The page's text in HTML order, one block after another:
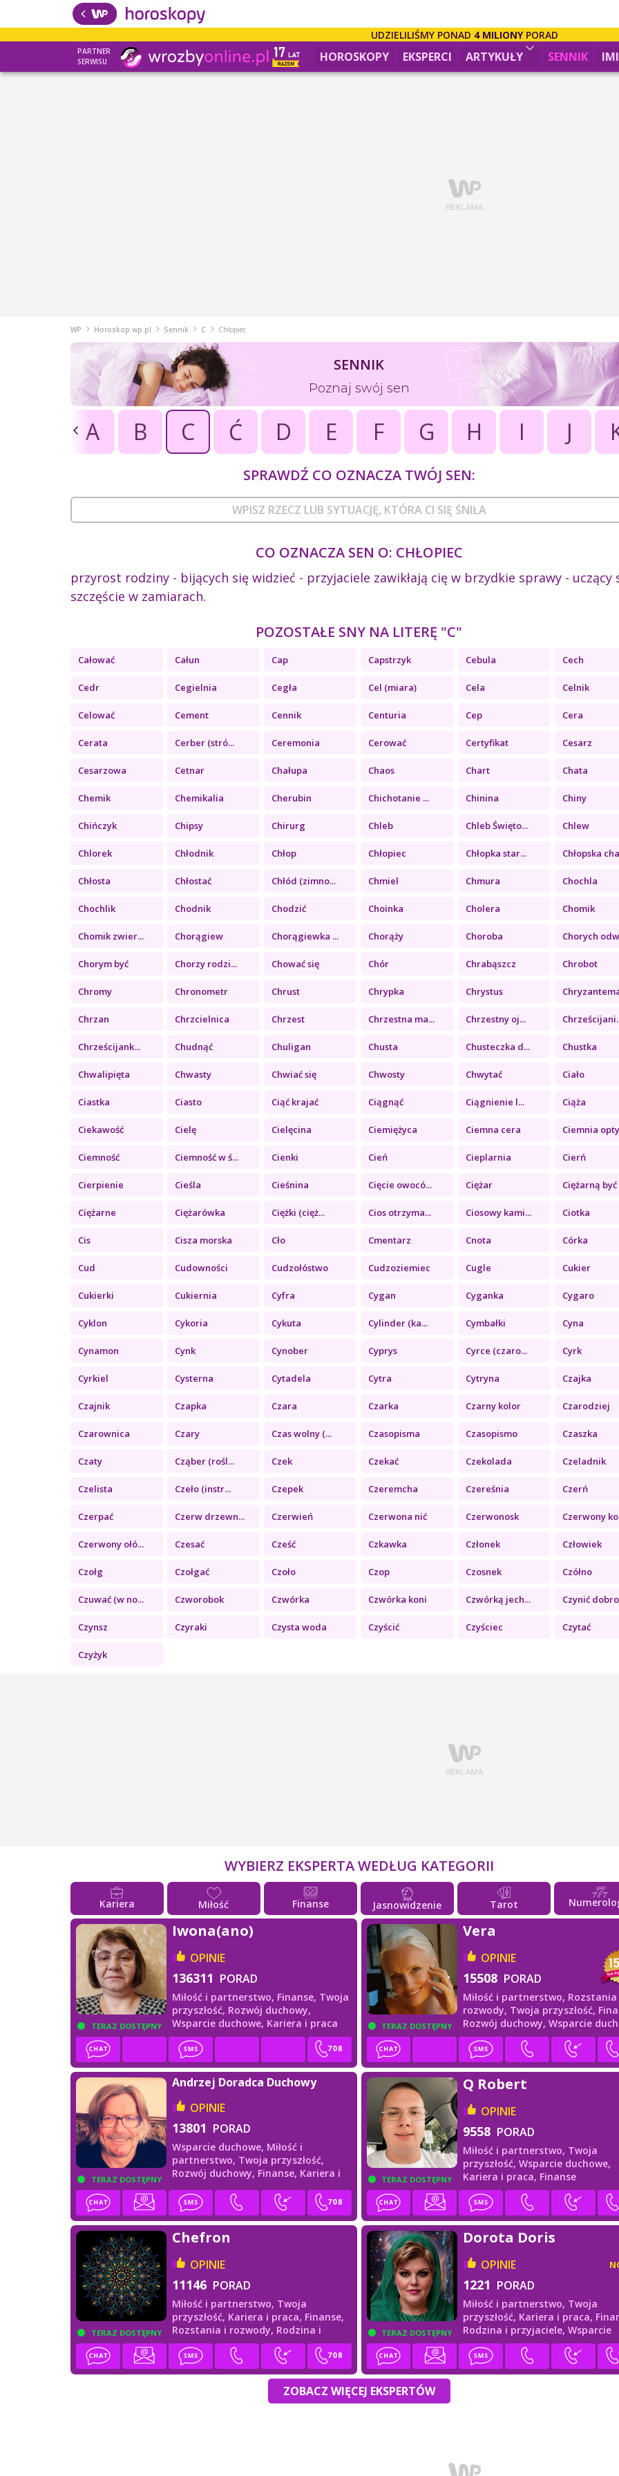
UDZIELILIŚMY PONAD 4 MILIONYPORAD
PARTNER
SERWISU
HOROSKOPY EKSPERCI ARTYKUŁY SENNIK
WP Horoskop.wp.pl Sennik C Chłopiec
SENNIK
Poznaj swój sen
A B C Ć D E F G H I J
SPRAWDŹ CO OZNACZA TWÓJ SEN:
CO OZNACZA SEN O: CHŁOPIEC
przyrost rodziny - bijących się widzieć - przyjaciele zawikłają cię w brzydkie sprawy - uczący
szczęście w zamiarach.
POZOSTAŁE SNY NA LITERĘ "C"
Całować Całun Cap Capstrzyk Cebula Cech
Cedr Cegielnia Cegła Cel (miara) Cela Celnik
Celować Cement Cennik Centuria Cep Cera
Cerata Cerber (stró... Ceremonia Cerować Certyfikat Cesarz
Cesarzowa Cetnar Chałupa Chaos Chart Chata
Chemik Chemikalia Cherubin Chichotanie ... Chinina Chiny
Chińczyk Chipsy Chirurg Chleb Chleb Święto... Chlew
Chlorek Chłodnik Chłop Chłopiec Chłopka star... Chłopska
Chłosta Chłostać Chłód (zimno... Chmiel Chmura Chochla
Chochlik Chodnik Chodzić Choinka Cholera Chomik
Chomik zwier... Chorągiew Chorągiewka ... Chorąży Choroba Chorych
Chorym być Chorzy rodzi... Chować się Chór Chrabąszcz Chrobot
Chromy Chronometr Chrust Chrypka Chrystus
Chrzan Chrzcielnica Chrzest Chrzestna ma... Chrzestny oj...
Chrześcijank... Chudnąć Chuligan Chusta Chusteczka d... Chustka
Chwalipięta Chwasty Chwiać się Chwosty Chwytać Ciało
Ciastka Ciasto Ciąć krajać Ciągnąć Ciągnienie l... Ciąża
Ciekawość Cielę Cielęcina Ciemiężyca Ciemna cera Ciemnia
Ciemność Ciemność w ś... Cienki Cień Cieplarnia Cierń
Cierpienie Cieśla Cieśnina Cięcie owocó... Ciężar Ciężarną być
Ciężarne Ciężarówka Ciężki (cięż... Cios otrzyma... Ciosowy kami... Ciotka
Cis Cisza morska Cło Cmentarz Cnota Córka
Cud Cudowności Cudzołóstwo Cudzoziemiec Cugle Cukier
Cukierki Cukiernia Cyfra Cygan Cyganka Cygaro
Cyklon Cykoria Cykuta Cylinder (ka... Cymbałki Cyna
Cynamon Cynk Cynober Cyprys Cyrce (czaro... Cyrk
Cyrkiel Cysterna Cytadela Cytra Cytryna Czajka
Czajnik Czapka Czara Czarka Czarny kolor Czarodziej
Czarownica Czary Czas wolny (... Czasopisma Czasopismo Czaszka
Czaty Cząber (rośl... Czek Czekać Czekolada Czeladnik
Czelista Czeło (instr... Czepek Czeremcha Czereśnia Czerń
Czerpać Czerw drzewn... Czerwień Czerwona nić Czerwonosk Czerwony
Czerwony ołó... Czesać Cześć Czkawka Członek Człowiek
Czołg Czołgać Czoło Czop Czosnek Czółno
Czuwać (w no... Czworobok Czwórka Czwórka koni Czwórką jech... Czynić dobro
Czynsz Czyraki Czysta woda Czyścić Czyściec Czytać
Czyżyk
WYBIERZ EKSPERTA WEDŁUG KATEGORII
Kariera Miłość Finanse Jasnowidzenie Tarot
TERAZ DOSTĘPNY
Iwona(ano)
OPINIE
136311 PORAD
Miłość i partnerstwo, Finanse, Twoja
przyszłość, Rozwój duchowy,
Wsparcie duchowe, Kariera i praca TERAZ DOSTĘPNY
Vera
OPINIE
15508 PORAD
Miłość i partnerstwo,
rozwody, Twoja przyszłość,
Rozwój duchowy, Wsparcie
TERAZ DOSTĘPNY
Andrzej Doradca Duchowy
OPINIE
13801 PORAD
Wsparcie duchowe, Miłość i
partnerstwo, Twoja przyszłość,
Rozwój duchowy, Finanse, Kariera i
TERAZ DOSTĘPNY
Q Robert
OPINIE
9558 PORAD
Miłość i partnerstwo, Twoja
przyszłość, Wsparcie duchowe,
Kariera i praca, Finanse
TERAZ DOSTĘPNY
Chefron
OPINIE
11146 PORAD
Miłość i partnerstwo, Twoja
przyszłość, Kariera i praca, Finanse,
Rozstania i rozwody, Rodzina i
przyjaciele
TERAZ DOSTĘPNY
Dorota Doris
OPINIE
1221 PORAD
Miłość i partnerstwo, Twoja
przyszłość, Kariera i praca,
Rodzina i przyjaciele, Wsparcie
duchowe
ZOBACZ WIĘCEJ EKSPERTÓW